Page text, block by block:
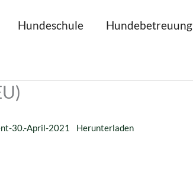
Hundeschule Hundebetreuung
30.-April-2021 Herunterladen